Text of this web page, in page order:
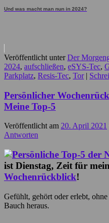
Und was macht man nun in 2024?
Veröffentlicht unter Der
2024, aufschließen, eSYS-Tec,
Parkplatz, Resis-Tec, Tor |
Persönlicher
Meine Top-5
Veröffentlicht am 20. April 2021
Antworten
ist Dienstag, Zeit für
Wochenrückblick!
Gefühlt, gehört oder erlebt,
Bauch heraus.